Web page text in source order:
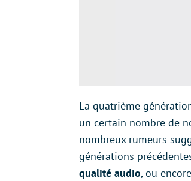
La quatrième
un certain nombre de
nombreux rumeurs
générations
qualité audio, ou